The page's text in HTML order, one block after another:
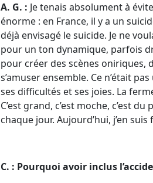
A. G. : Je tenais absolument à
énorme : en France, il y a un
déjà envisagé le suicide. Je ne
pour un ton dynamique, parfois
pour créer des scènes oniriques,
s’amuser ensemble. Ce n’était
ses difficultés et ses joies. La
C’est grand, c’est moche, c’est
chaque jour. Aujourd’hui, j’en suis
C. : Pourquoi avoir inclus